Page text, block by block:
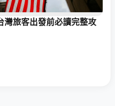
旅客出發前必讀完整攻